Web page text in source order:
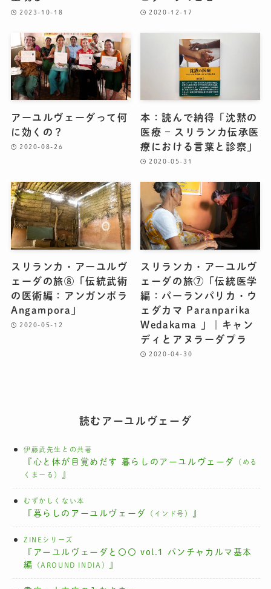
2023-10-18 2020-12-17
アーユルヴェーダって何
に効くの？
2020-08-26
本：読んで納得「沈黙の
医療 – スリランカ伝承医
療における言葉と診察」
2020-05-31
スリランカ・アーユルヴ
ェーダの旅⑧「伝統武術
の医術編：アンガンポラ
Angampora」
2020-05-12
スリランカ・アーユルヴ
ェーダの旅⑦「伝統医学
編：パーランパリカ・ウ
ェダカマ Paranparika
Wedakama 」｜キャン
ディとアヌラーダプラ
2020-04-30
読むアーユルヴェーダ
伊藤武先生との共著
『心と体が目覚めだす 暮らしのアーユルヴェーダ
（める
くまーる）
』
むずかしくない本
『暮らしのアーユルヴェーダ （インド号） 』
ZINEシリーズ
『アーユルヴェーダと〇〇 vol.1 パンチャカルマ基本
編
（AROUND INDIA） 』